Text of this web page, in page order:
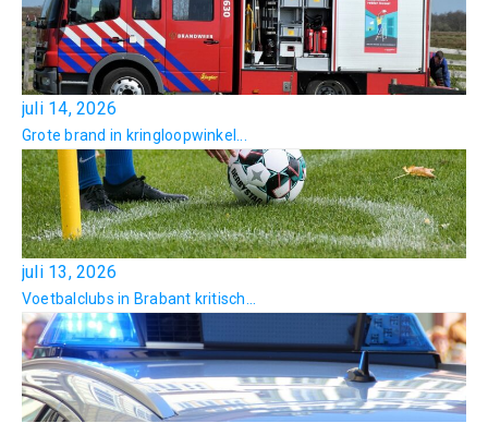
juli 14, 2026
Grote brand in kringloopwinkel...
juli 13, 2026
Voetbalclubs in Brabant kritisch...